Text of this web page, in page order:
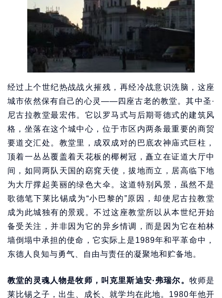
经过上个世纪热战战火摧残，再经冷战意识洗脑，这座
城市依然保有自己的心灵——四座古老的教堂。其中圣·
尼古拉教堂最宏伟。它以罗马式与后期哥德式的建筑风
格，坐落在这个城中心，位于市区内两条最重要的商贸
要道交汇处。教堂里，成双成对的巴底农神庙式巨柱，
顶着一丛丛覆盖着天花板的椰树冠，矗立在证道大厅中
间，如同两队天国的窈窕天使，拔地而立，居高临下地
为大厅撑起美丽的绿色大伞。这道特别风景，虽然不是
歌德笔下莱比锡成为“小巴黎的”原因，却使尼古拉教堂
成为此城独有的景观。不过这座教堂所以从本世纪开始
备受关注，并非因为它的异乡情调，而是因为它在柏林
墙倒塌中承担的使命，它实际上是1989年和平革命中，
东德人良知与勇气、自由与责任的凝聚地和贮备地。
教堂的灵魂人物是牧师，叫克里斯迪安·弗瑞尔。 牧师是
莱比锡之子，出生、成长、就学均在此地。1980年他开